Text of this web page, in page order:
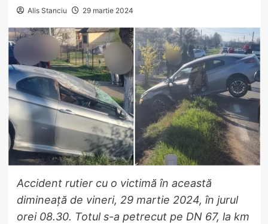
Alis Stanciu 29 martie 2024
Accident rutier cu o victimă în această
dimineață de vineri, 29 martie 2024, în jurul
orei 08.30. Totul s-a petrecut pe DN 67, la km